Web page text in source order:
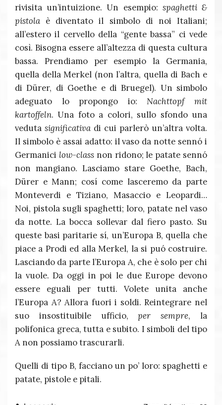
rivisita un’intuizione. Un esempio: spaghetti &
pistola è diventato il simbolo di noi Italiani;
all’estero il cervello della “gente bassa” ci vede
così. Bisogna essere all’altezza di questa cultura
bassa. Prendiamo per esempio la Germania,
quella della Merkel (non l’altra, quella di Bach e
di Dürer, di Goethe e di Bruegel). Un simbolo
adeguato lo propongo io:Nachttopf mit
kartoffeln. Una foto a colori, sullo sfondo una
veduta significativa di cui parlerò un’altra volta.
Il simbolo è assai adatto: il vaso da notte sennó i
Germanici low-classnon ridono; le patate sennó
non mangiano. Lasciamo stare Goethe, Bach,
Dürer e Mann; cosí come lasceremo da parte
Monteverdi e Tiziano, Masaccio e Leopardi…
Noi, pistola sugli spaghetti; loro, patate nel vaso
da notte. La bocca sollevar dal fiero pasto. Su
queste basi paritarie sí, un’Europa B, quella che
piace a Prodi ed alla Merkel, la si puó costruire.
Lasciando da parte l’Europa A, che è solo per chi
la vuole. Da oggi in poi le due Europe devono
essere eguali per tutti. Volete unita anche
l’Europa A? Allora fuori i soldi. Reintegrare nel
suo insostituibile ufficio,per sempre, la
polifonica greca, tutta e subito. I simboli del tipo
A non possiamo trascurarli.
Quelli di tipo B, facciano un po’ loro: spaghetti e
patate, pistole e pitali.